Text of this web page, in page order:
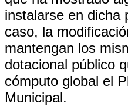
instalarse en dicha
caso, la
mantengan los
dotacional público
cómputo global el
Municipal.